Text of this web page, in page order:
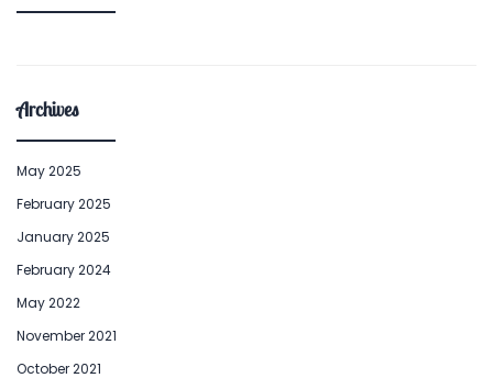
Archives
May 2025
February 2025
January 2025
February 2024
May 2022
November 2021
October 2021